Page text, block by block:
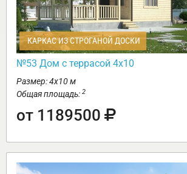
КАРКАС ИЗ СТРОГАНОЙ ДОСКИ
№53 Дом с террасой 4х10
Размер: 4х10 м
Общая площадь: 2
от 1189500